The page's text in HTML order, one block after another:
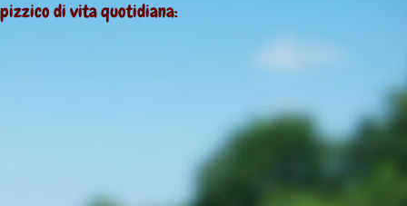
pizzico di vita quotidiana: